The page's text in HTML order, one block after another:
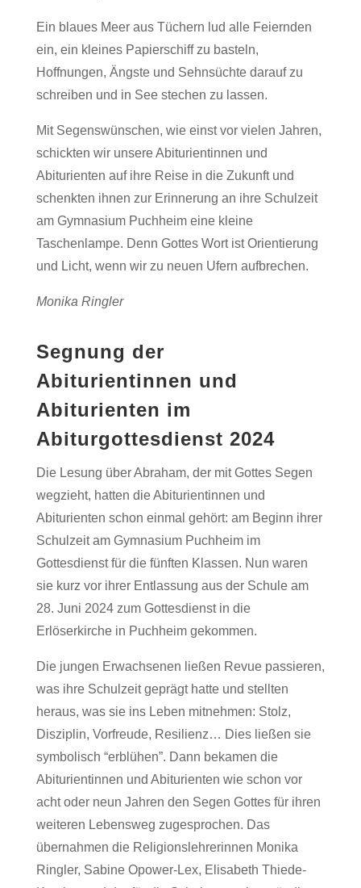
Ein blaues Meer aus Tüchern lud alle Feiernden
ein, ein kleines Papierschiff zu basteln,
Hoffnungen, Ängste und Sehnsüchte darauf zu
schreiben und in See stechen zu lassen.
Mit Segenswünschen, wie einst vor vielen Jahren,
schickten wir unsere Abiturientinnen und
Abiturienten auf ihre Reise in die Zukunft und
schenkten ihnen zur Erinnerung an ihre Schulzeit
am Gymnasium Puchheim eine kleine
Taschenlampe. Denn Gottes Wort ist Orientierung
und Licht, wenn wir zu neuen Ufern aufbrechen.
Monika Ringler
Segnung der
Abiturientinnen und
Abiturienten im
Abiturgottesdienst 2024
Die Lesung über Abraham, der mit Gottes Segen
wegzieht, hatten die Abiturientinnen und
Abiturienten schon einmal gehört: am Beginn ihrer
Schulzeit am Gymnasium Puchheim im
Gottesdienst für die fünften Klassen. Nun waren
sie kurz vor ihrer Entlassung aus der Schule am
28. Juni 2024 zum Gottesdienst in die
Erlöserkirche in Puchheim gekommen.
Die jungen Erwachsenen ließen Revue passieren,
was ihre Schulzeit geprägt hatte und stellten
heraus, was sie ins Leben mitnehmen: Stolz,
Disziplin, Vorfreude, Resilienz… Dies ließen sie
symbolisch “erblühen”. Dann bekamen die
Abiturientinnen und Abiturienten wie schon vor
acht oder neun Jahren den Segen Gottes für ihren
weiteren Lebensweg zugesprochen. Das
übernahmen die Religionslehrerinnen Monika
Ringler, Sabine Opower-Lex, Elisabeth Thiede-